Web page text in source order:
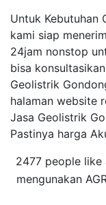
Untuk Kebutuhan
kami siap
24jam nonstop
bisa
Geolistrik
halaman website
Jasa Geolistrik
Pastinya harga
2477 people like
mengunakan